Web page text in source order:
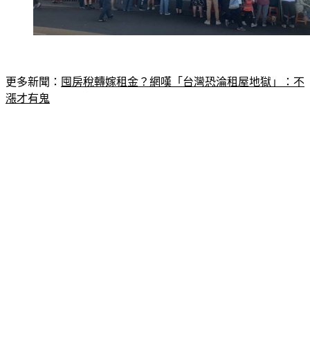
更多新聞： 囤房稅轉嫁租金？網嘆「台灣恐淪租屋地獄」：不
漲才有鬼